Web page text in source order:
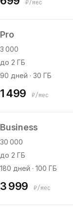
₽/мес
Pro
3 000
до 2 ГБ
90 дней · 30 ГБ
1 499 ₽/мес
Business
30 000
до 2 ГБ
180 дней · 100 ГБ
3 999 ₽/мес